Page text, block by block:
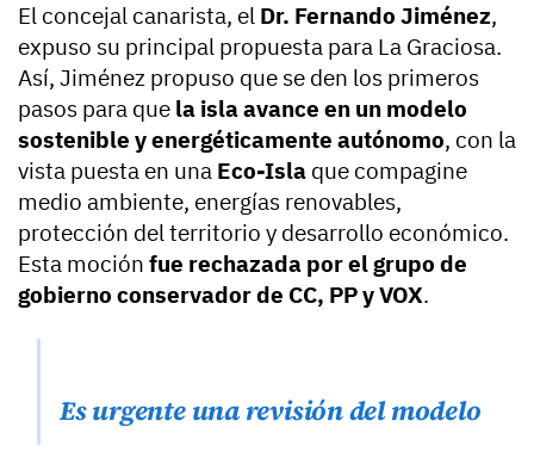
El concejal canarista, el Dr. Fernando Jiménez,
expuso su principal propuesta para La Graciosa.
Así, Jiménez propuso que se den los primeros
pasos para que la isla avance en un modelo
sostenible y energéticamente autónomo, con la
vista puesta en una Eco-Isla que compagine
medio ambiente, energías renovables,
protección del territorio y desarrollo económico.
Esta moción fue rechazada por el grupo de
gobierno conservador de CC, PP y VOX.
Es urgente una revisión del modelo